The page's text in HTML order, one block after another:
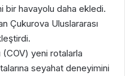
bir havayolu daha ekledi.
Çukurova Uluslararası
(COV) yeni rotalarla
seyahat deneyimini